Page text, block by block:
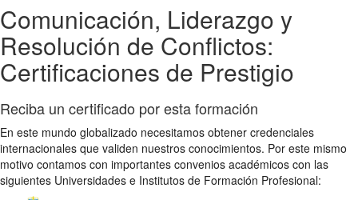
Comunicación, Liderazgo y
Resolución de Conflictos:
Certificaciones de Prestigio
Reciba un certificado por esta formación
En este mundo globalizado necesitamos obtener credenciales
internacionales que validen nuestros conocimientos. Por este mismo
motivo contamos con importantes convenios académicos con las
siguientes Universidades e Institutos de Formación Profesional: